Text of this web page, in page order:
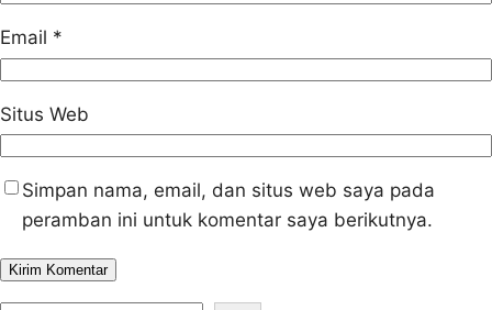
Email *
Situs Web
Simpan nama, email, dan situs web saya pada
peramban ini untuk komentar saya berikutnya.